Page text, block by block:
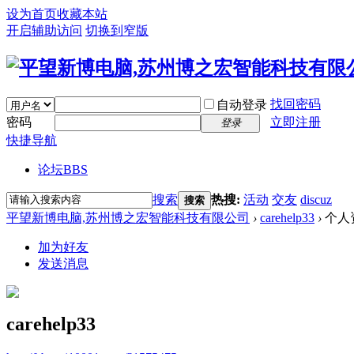
设为首页收藏本站
开启辅助访问 切换到窄版
自动登录 找回密码
密码
登录
立即注册
快捷导航
论坛BBS
搜索 搜索 热搜: 活动 交友 discuz
平望新博电脑,苏州博之宏智能科技有限公司 › carehelp33 › 个人
加为好友
发送消息
carehelp33